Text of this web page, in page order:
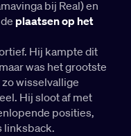
bij Real) en
plaatsen op het
Hij kampte dit
was het grootste
wisselvallige
Hij sloot af met
posities,
linksback.